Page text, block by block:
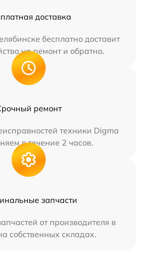
доставка
бесплатно доставит
на ремонт и обратно.
ремонт
техники Digma
в течение 2 часов.
запчасти
от производителя в
собственных складах.